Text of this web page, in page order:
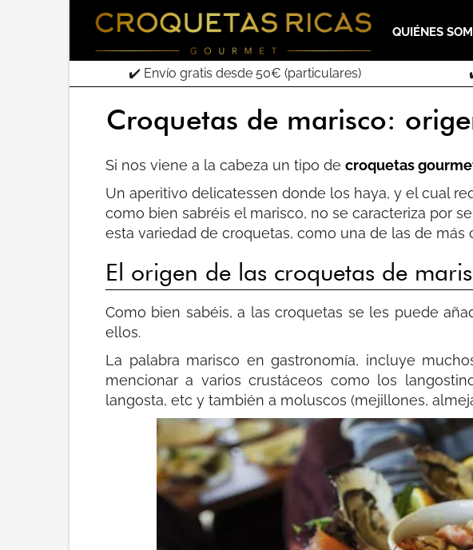
QUIÉNES
✔️ Envío gratis desde 50€ (particulares)
Croquetas de marisco:
Si nos viene a la cabeza un tipo de croquetas
Un aperitivo delicatessen donde los haya, y el cual
como bien sabréis el marisco, no se caracteriza por
esta variedad de croquetas, como una de las de
El origen de las croquetas de
Como bien sabéis, a las croquetas se les puede
ellos.
La palabra marisco en gastronomía, incluye
mencionar a varios crustáceos como los
langosta, etc y también a moluscos (mejillones,